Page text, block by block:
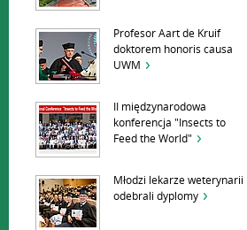
Profesor Aart de Kruif
doktorem honoris causa
UWM
II międzynarodowa
konferencja "Insects to
Feed the World"
Młodzi lekarze weterynarii
odebrali dyplomy